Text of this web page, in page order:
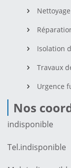
Isolation
Travaux
Urgence
Nos
indisponible
Tel.indisponible